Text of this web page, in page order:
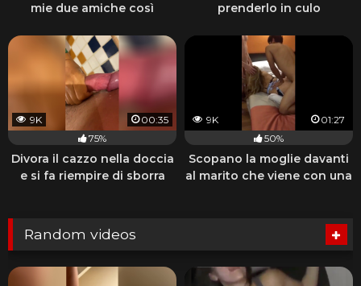
mie due amiche così
prenderlo in culo
9K
00:35
75%
Divora il cazzo nella doccia
e si fa riempire di sborra
9K
01:27
50%
Scopano la moglie davanti
al marito che viene con una
Random videos